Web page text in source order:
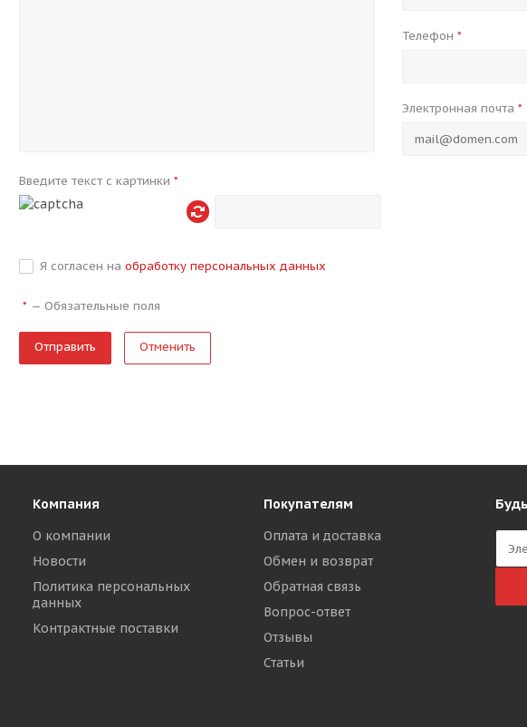
Телефон *
Электронная почта *
Введите текст с картинки*
Я согласен наобработку персональных данных
* —Обязательные поля
Отменить
Компания
О компании
Новости
Политика персональных
данных
Контрактные поставки
Покупателям
Оплата и доставка
Обмен и возврат
Обратная связь
Вопрос-ответ
Отзывы
Статьи